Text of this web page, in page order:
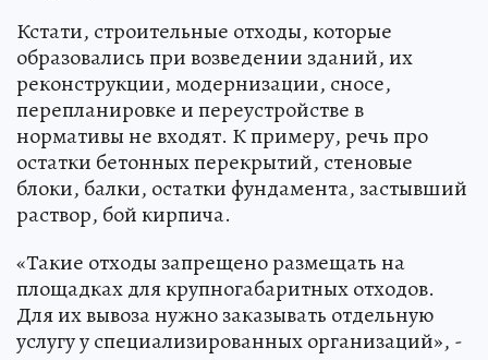
Кстати, строительные отходы, которые
образовались при возведении зданий, их
реконструкции, модернизации, сносе,
перепланировке и переустройстве в
нормативы не входят. К примеру, речь про
остатки бетонных перекрытий, стеновые
блоки, балки, остатки фундамента, застывший
раствор, бой кирпича.
«Такие отходы запрещено размещать на
площадках для крупногабаритных отходов.
Для их вывоза нужно заказывать отдельную
услугу у специализированных организаций», -